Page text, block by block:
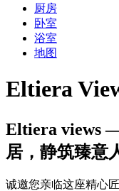
厨房
卧室
浴室
地图
Eltiera
Eltiera views
居，静筑臻意
诚邀您亲临这座精心